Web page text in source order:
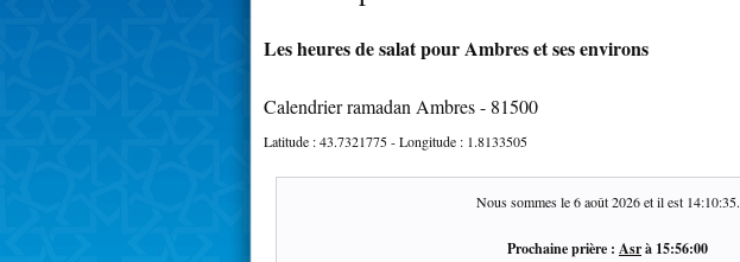
Les heures de salat pour Ambres et ses environs
Calendrier ramadan Ambres - 81500
Latitude :43.7321775- Longitude : 1.8133505
Nous sommes le6 août 2026et il est 14:10:36.
Prochaine prière : Asrà 15:56:00